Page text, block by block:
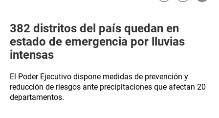
382 distritos del país quedan en
estado de emergencia por lluvias
intensas
El Poder Ejecutivo dispone medidas de prevención y
reducción de riesgos ante precipitaciones que afectan 20
departamentos.